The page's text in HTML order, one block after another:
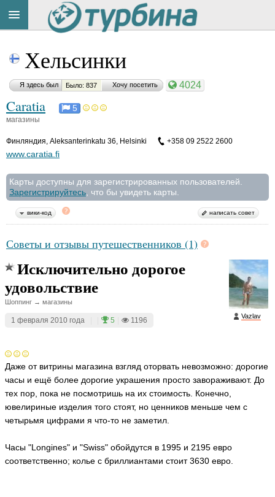
Хельсинки
Я здесь был Было: 837 Хочу посетить 4024
Caratia 5
магазины
Финляндия, Aleksanterinkatu 36, Helsinki +358 09 2522 2600
www.caratia.fi
Карты доступны для зарегистрированных пользователей.
Зарегистрируйтесь , что бы увидеть карты.
вики-код написать совет
Советы и отзывы путешественников (1)
Vazlav
Исключительно дорогое
удовольствие
Шоппинг → магазины
1 февраля 2010 года 5 1196
Даже от витрины магазина взгляд оторвать невозможно: дорогие
часы и ещё более дорогие украшения просто завораживают. До
тех пор, пока не посмотришь на их стоимость. Конечно,
ювелириные изделия того стоят, но ценников меньше чем с
четырьмя цифрами я что-то не заметил.
Часы "Longines" и "Swiss" обойдутся в 1995 и 2195 евро
соответственно; колье с бриллиантами стоит 3630 евро.
на
сайте:
Button